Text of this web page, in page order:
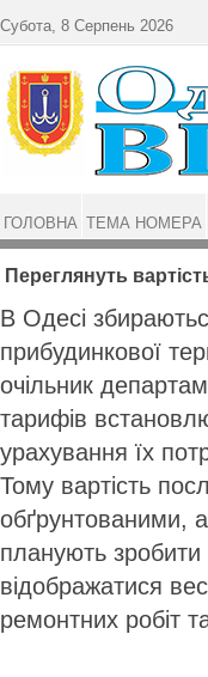
Переглянуть
В Одесі
прибудинкової
очільник
тарифів
урахування їх
Тому вартість
обґрунтованими,
планують зробити
відображатися
ремонтних робіт
Субота, 8 Серпень 2026
ГОЛОВНА ТЕМА НОМЕРА